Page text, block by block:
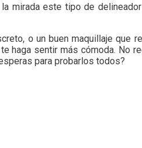
mirada este tipo de
o un buen maquillaje
haga sentir más cómoda. No
para probarlos todos?